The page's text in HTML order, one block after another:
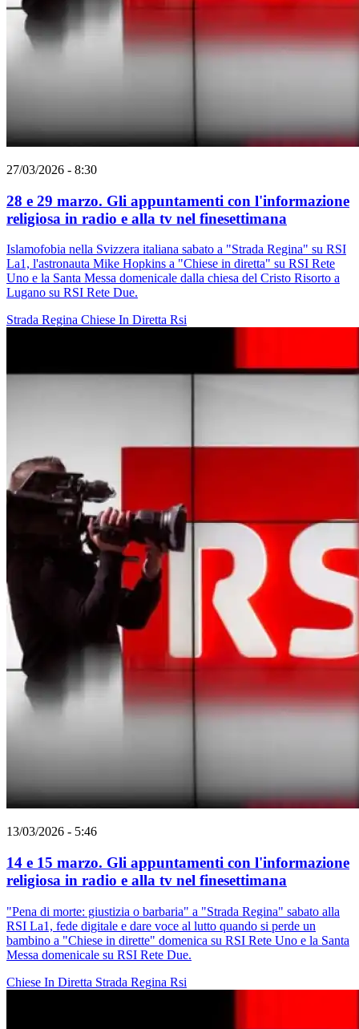
27/03/2026 - 8:30
28 e 29 marzo. Gli appuntamenti con l'informazione
religiosa in radio e alla tv nel finesettimana
Islamofobia nella Svizzera italiana sabato a "Strada Regina" su RSI
La1, l'astronauta Mike Hopkins a "Chiese in diretta" su RSI Rete
Uno e la Santa Messa domenicale dalla chiesa del Cristo Risorto a
Lugano su RSI Rete Due.
Strada Regina Chiese In Diretta Rsi
13/03/2026 - 5:46
14 e 15 marzo. Gli appuntamenti con l'informazione
religiosa in radio e alla tv nel finesettimana
"Pena di morte: giustizia o barbaria" a "Strada Regina" sabato alla
RSI La1, fede digitale e dare voce al lutto quando si perde un
bambino a "Chiese in dirette" domenica su RSI Rete Uno e la Santa
Messa domenicale su RSI Rete Due.
Chiese In Diretta Strada Regina Rsi